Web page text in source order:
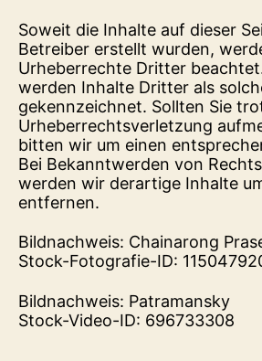
Soweit die Inhalte auf dieser
Betreiber erstellt wurden,
Urheberrechte Dritter
werden Inhalte Dritter als
gekennzeichnet. Sollten Sie
Urheberrechtsverletzung
bitten wir um einen
Bei Bekanntwerden von
werden wir derartige Inhalte
entfernen.
Bildnachweis: Chainarong
Stock-Fotografie-ID:
Bildnachweis: Patramansky
Stock-Video-ID: 696733308